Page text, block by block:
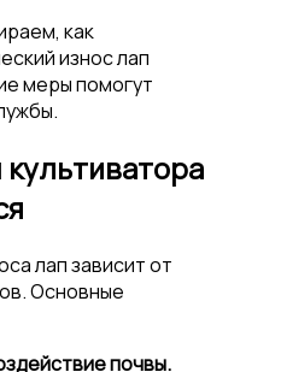
как
износ лап
меры помогут
лап зависит от
Основные
почвы.